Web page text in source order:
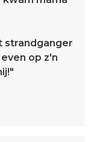
strandganger
op z'n